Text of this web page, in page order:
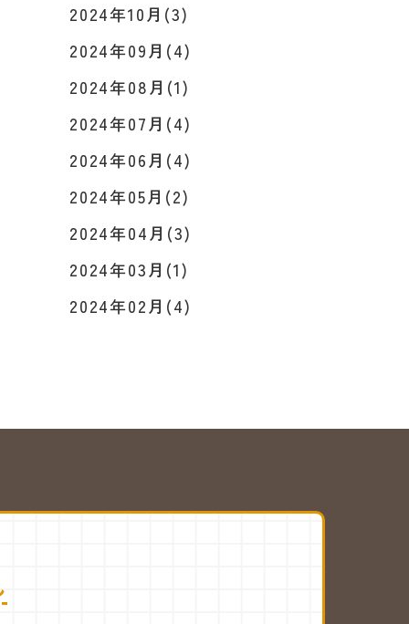
2024年10月(3)
2024年09月(4)
2024年08月(1)
2024年07月(4)
2024年06月(4)
2024年05月(2)
2024年04月(3)
2024年03月(1)
2024年02月(4)